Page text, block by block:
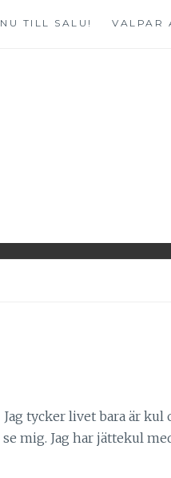
NU TILL SALU! VALPAR
Jag tycker livet bara är kul
se mig. Jag har jättekul